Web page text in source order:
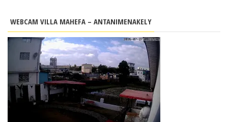
WEBCAM VILLA MAHEFA – ANTANIMENAKELY